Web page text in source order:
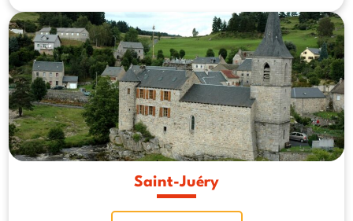
Saint-Juéry